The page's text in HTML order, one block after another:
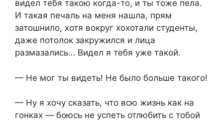
видел тебя такою когда-то, и ты тоже пела.
И такая печаль на меня нашла, прям
затошнило, хотя вокруг хохотали студенты,
даже потолок закружился и лица
размазались… Видел я тебя уже такой.
— Не мог ты видеть! Не было больше такого!
— Ну я хочу сказать, что всю жизнь как на
гонках — боюсь не успеть отлюбить с тобой